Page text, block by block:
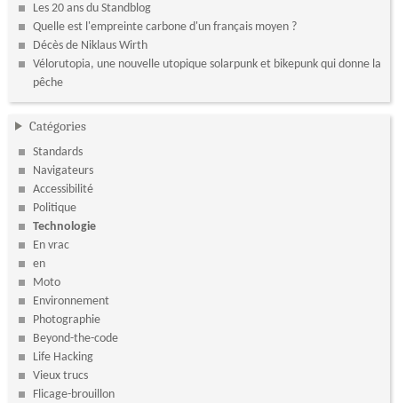
Les 20 ans du Standblog
Quelle est l'empreinte carbone d'un français moyen ?
Décès de Niklaus Wirth
Vélorutopia, une nouvelle utopique solarpunk et bikepunk qui donne la
pêche
Catégories
Standards
Navigateurs
Accessibilité
Politique
Technologie
En vrac
en
Moto
Environnement
Photographie
Beyond-the-code
Life Hacking
Vieux trucs
Flicage-brouillon